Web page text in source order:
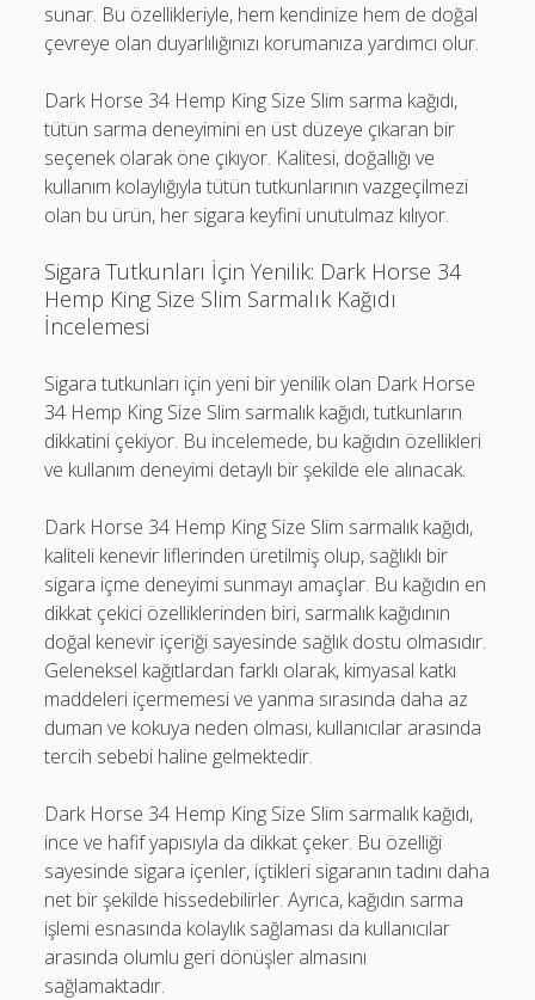
sunar. Bu özellikleriyle, hem kendinize hem de doğal
çevreye olan duyarlılığınızı korumanıza yardımcı olur.
Dark Horse 34 Hemp King Size Slim sarma kağıdı,
tütün sarma deneyimini en üst düzeye çıkaran bir
seçenek olarak öne çıkıyor. Kalitesi, doğallığı ve
kullanım kolaylığıyla tütün tutkunlarının vazgeçilmezi
olan bu ürün, her sigara keyfini unutulmaz kılıyor.
Sigara Tutkunları İçin Yenilik: Dark Horse 34
Hemp King Size Slim Sarmalık Kağıdı
İncelemesi
Sigara tutkunları için yeni bir yenilik olan Dark Horse
34 Hemp King Size Slim sarmalık kağıdı, tutkunların
dikkatini çekiyor. Bu incelemede, bu kağıdın özellikleri
ve kullanım deneyimi detaylı bir şekilde ele alınacak.
Dark Horse 34 Hemp King Size Slim sarmalık kağıdı,
kaliteli kenevir liflerinden üretilmiş olup, sağlıklı bir
sigara içme deneyimi sunmayı amaçlar. Bu kağıdın en
dikkat çekici özelliklerinden biri, sarmalık kağıdının
doğal kenevir içeriği sayesinde sağlık dostu olmasıdır.
Geleneksel kağıtlardan farklı olarak, kimyasal katkı
maddeleri içermemesi ve yanma sırasında daha az
duman ve kokuya neden olması, kullanıcılar arasında
tercih sebebi haline gelmektedir.
Dark Horse 34 Hemp King Size Slim sarmalık kağıdı,
ince ve hafif yapısıyla da dikkat çeker. Bu özelliği
sayesinde sigara içenler, içtikleri sigaranın tadını daha
net bir şekilde hissedebilirler. Ayrıca, kağıdın sarma
işlemi esnasında kolaylık sağlaması da kullanıcılar
arasında olumlu geri dönüşler almasını
sağlamaktadır.